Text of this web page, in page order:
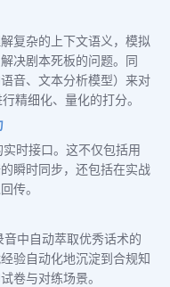
复杂的上下文语义，模拟
决剧本死板的问题。同
音、文本分析模型）来对
精细化、量化的打分。
时接口。这不仅包括用
瞬时同步，还包括在实战
传。
中自动萃取优秀话术的
验自动化地沉淀到合规知
卷与对练场景。